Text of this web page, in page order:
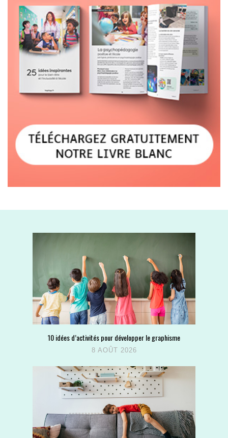
10 idées d’activités pour développer le graphisme
8 AOÛT 2026